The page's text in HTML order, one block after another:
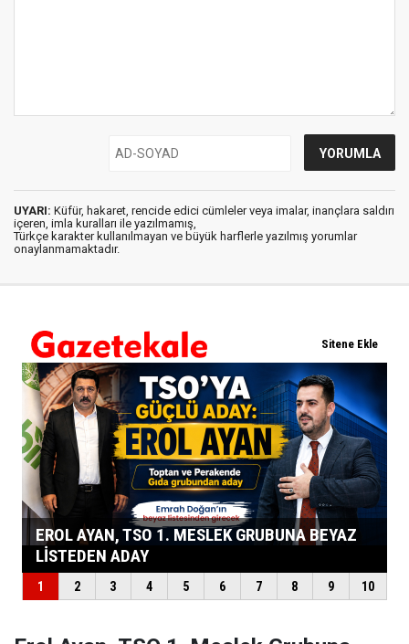
UYARI: Küfür, hakaret, rencide edici cümleler veya imalar, inançlara saldırı
içeren, imla kuralları ile yazılmamış,
Türkçe karakter kullanılmayan ve büyük harflerle yazılmış yorumlar
onaylanmamaktadır.